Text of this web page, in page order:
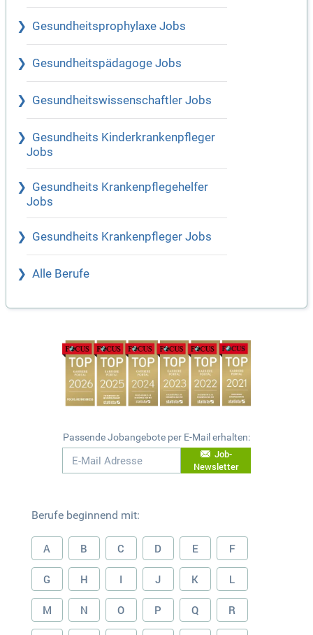
Gesundheitsprophylaxe Jobs
Gesundheitspädagoge Jobs
Gesundheitswissenschaftler Jobs
Gesundheits Kinderkrankenpfleger
Jobs
Gesundheits Krankenpflegehelfer
Jobs
Gesundheits Krankenpfleger Jobs
Alle Berufe
Passende Jobangebote per E-Mail erhalten:
Job-
Newsletter
Berufe beginnend mit:
A B C D E F
G H I J K L
M N O P Q R